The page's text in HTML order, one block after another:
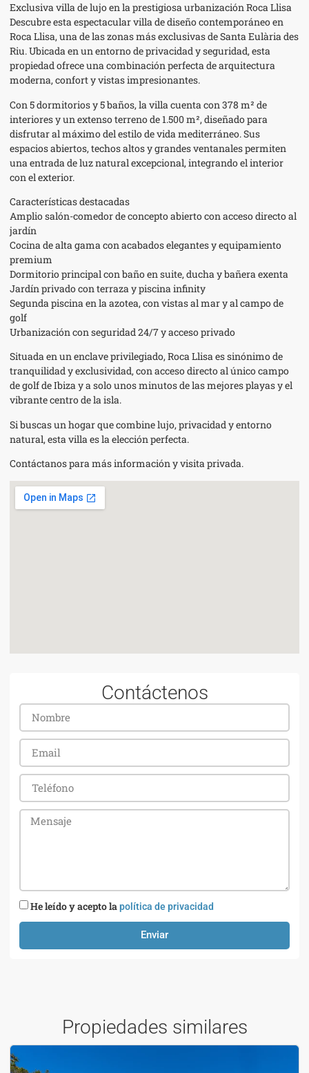
Exclusiva villa de lujo en la prestigiosa urbanización Roca Llisa
Descubre esta espectacular villa de diseño contemporáneo en
Roca Llisa, una de las zonas más exclusivas de Santa Eulària des
Riu. Ubicada en un entorno de privacidad y seguridad, esta
propiedad ofrece una combinación perfecta de arquitectura
moderna, confort y vistas impresionantes.
Con 5 dormitorios y 5 baños, la villa cuenta con 378 m² de
interiores y un extenso terreno de 1.500 m², diseñado para
disfrutar al máximo del estilo de vida mediterráneo. Sus
espacios abiertos, techos altos y grandes ventanales permiten
una entrada de luz natural excepcional, integrando el interior
con el exterior.
Características destacadas
Amplio salón-comedor de concepto abierto con acceso directo al
jardín
Cocina de alta gama con acabados elegantes y equipamiento
premium
Dormitorio principal con baño en suite, ducha y bañera exenta
Jardín privado con terraza y piscina infinity
Segunda piscina en la azotea, con vistas al mar y al campo de
golf
Urbanización con seguridad 24/7 y acceso privado
Situada en un enclave privilegiado, Roca Llisa es sinónimo de
tranquilidad y exclusividad, con acceso directo al único campo
de golf de Ibiza y a solo unos minutos de las mejores playas y el
vibrante centro de la isla.
Si buscas un hogar que combine lujo, privacidad y entorno
natural, esta villa es la elección perfecta.
Contáctanos para más información y visita privada.
Contáctenos
He leído y acepto la política de privacidad
Enviar
Propiedades similares